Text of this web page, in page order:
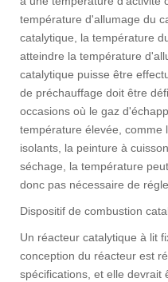
température d'allumage du
catalytique, la température
atteindre la température
catalytique puisse être
de préchauffage doit être
occasions où le gaz
température élevée, comme
isolants, la peinture à
séchage, la température
donc pas nécessaire de
Dispositif de combustion
Un réacteur catalytique à lit
conception du réacteur est
spécifications, et elle devrait